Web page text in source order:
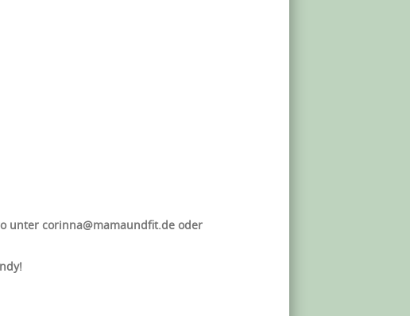
unter corinna@mamaundfit.de oder